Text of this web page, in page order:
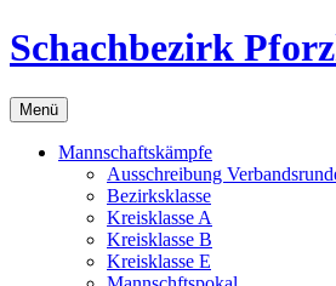
Zum
Inhalt
Schachbezirk
Menü
Mannschaftskämpfe
Ausschreibung
Bezirksklasse
Kreisklasse A
Kreisklasse B
Kreisklasse E